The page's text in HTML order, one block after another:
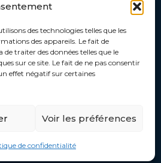
des technologies telles que les
des appareils. Le fait de
traiter des données telles que le
sur ce site. Le fait de ne pas consentir
effet négatif sur certaines
Voir les préférences
de confidentialité